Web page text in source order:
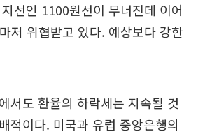
선인 1100원선이 무너진데 이어
저 위협받고 있다. 예상보다 강한
서도 환율의 하락세는 지속될 것
적이다. 미국과 유럽 중앙은행의